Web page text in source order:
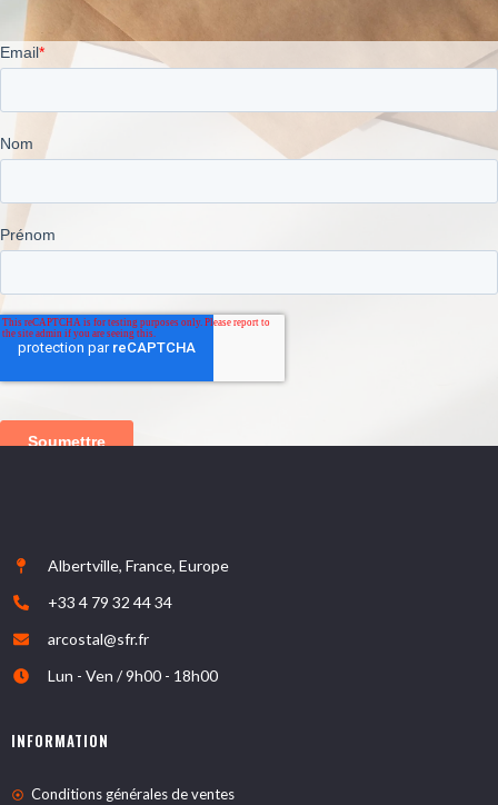
Albertville, France, Europe
+33 4 79 32 44 34
arcostal@sfr.fr
Lun - Ven / 9h00 - 18h00
INFORMATION
Conditions générales de ventes